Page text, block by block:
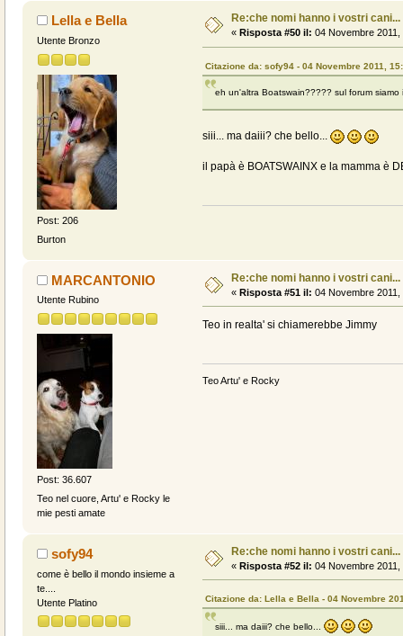
Lella e Bella
Utente Bronzo
Post: 206
Burton
Re:che nomi hanno i vostri cani...
« Risposta #50 il: 04 Novembre 2011,
Citazione da: sofy94 - 04 Novembre 2011,
eh un'altra Boatswain????? sul forum
siii... ma daiii? che bello...
il papà è BOATSWAINX e la mamma è
MARCANTONIO
Utente Rubino
Post: 36.607
Teo nel cuore, Artu' e Rocky le
mie pesti amate
Re:che nomi hanno i vostri cani...
« Risposta #51 il: 04 Novembre 2011,
Teo in realta' si chiamerebbe Jimmy
Teo Artu' e Rocky
sofy94
come è bello il mondo insieme a
te....
Utente Platino
Re:che nomi hanno i vostri cani...
« Risposta #52 il: 04 Novembre 2011,
Citazione da: Lella e Bella - 04 Novembre
siii... ma daiii? che bello...